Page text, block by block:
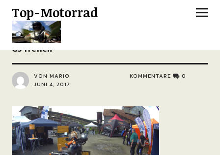
Top-Motorrad
GS Treffen
VON MARIO
JUNI 4, 2017
KOMMENTARE 0